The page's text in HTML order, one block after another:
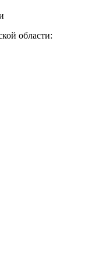
области: